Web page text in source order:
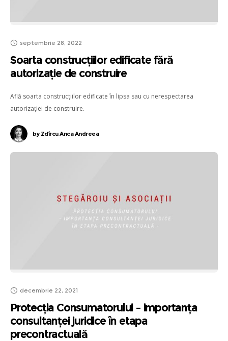
septembrie 28, 2022
Soarta construcțiilor edificate fără
autorizație de construire
Află soarta construcțiilor edificate în lipsa sau cu nerespectarea
autorizației de construire.
byZdîrcu Anca Andreea
decembrie 22, 2021
Protecția Consumatorului – importanța
consultanței juridice în etapa
precontractuală